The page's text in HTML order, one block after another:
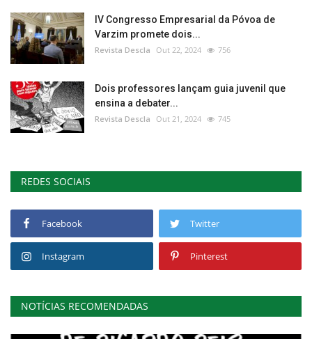
IV Congresso Empresarial da Póvoa de
Varzim promete dois...
Revista Descla Out 22, 2024 756
Dois professores lançam guia juvenil que
ensina a debater...
Revista Descla Out 21, 2024 745
REDES SOCIAIS
Facebook Twitter
Instagram Pinterest
NOTÍCIAS RECOMENDADAS